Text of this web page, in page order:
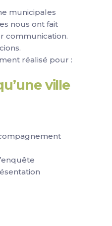
municipales
nous ont fait
communication.
réalisé pour :
ville